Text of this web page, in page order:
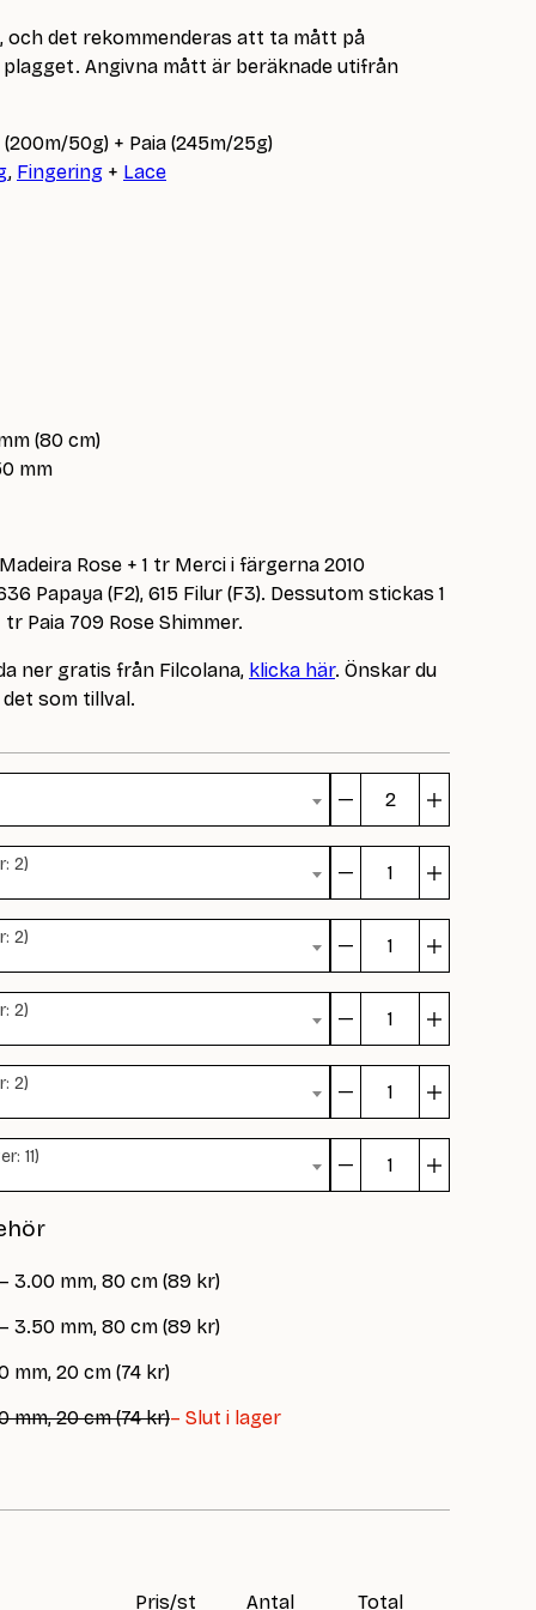
och det rekommenderas att ta mått på
Angivna mått är beräknade utifrån
50g) + Paia (245m/25g)
, Fingering + Lace
(80 cm)
mm
Rose + 1 tr Merci i färgerna 2010
Papaya (F2), 615 Filur (F3). Dessutom stickas 1
Paia 709 Rose Shimmer.
ner gratis från Filcolana, klicka här. Önskar du
som tillval.
mängd
2)
mängd
2)
mängd
2)
mängd
2)
mängd
11)
3.00 mm, 80 cm (89 kr)
3.50 mm, 80 cm (89 kr)
20 cm (74 kr)
20 cm (74 kr)– Slut i lager
Pris/st Antal Total